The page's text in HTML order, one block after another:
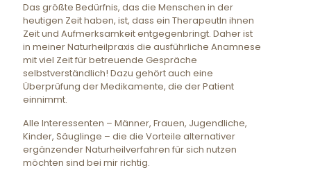
Das größte Bedürfnis, das die Menschen in der
heutigen Zeit haben, ist, dass ein TherapeutIn ihnen
Zeit und Aufmerksamkeit entgegenbringt. Daher ist
in meiner Naturheilpraxis die ausführliche Anamnese
mit viel Zeit für betreuende Gespräche
selbstverständlich! Dazu gehört auch eine
Überprüfung der Medikamente, die der Patient
einnimmt.
Alle Interessenten – Männer, Frauen, Jugendliche,
Kinder, Säuglinge – die die Vorteile alternativer
ergänzender Naturheilverfahren für sich nutzen
möchten sind bei mir richtig.